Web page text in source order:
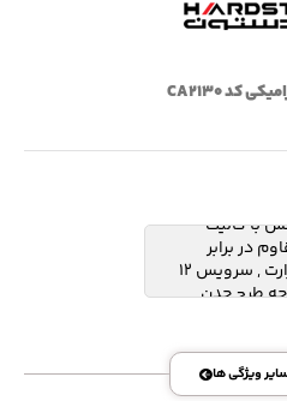
GREBLON آلمان –
بدنه از
با کالیت
در برابر
,
سرویس 12
طرح چدن
متری با درب
های تک
ویژگی ها